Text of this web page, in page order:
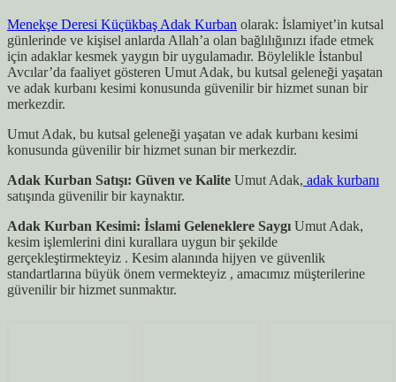
Menekşe Deresi Küçükbaş Adak Kurban olarak: İslamiyet’in kutsal
günlerinde ve kişisel anlarda Allah’a olan bağlılığınızı ifade etmek
için adaklar kesmek yaygın bir uygulamadır. Böylelikle İstanbul
Avcılar’da faaliyet gösteren Umut Adak, bu kutsal geleneği yaşatan
ve adak kurbanı kesimi konusunda güvenilir bir hizmet sunan bir
merkezdir.
Umut Adak, bu kutsal geleneği yaşatan ve adak kurbanı kesimi
konusunda güvenilir bir hizmet sunan bir merkezdir.
Adak Kurban Satışı: Güven ve Kalite Umut Adak, adak kurbanı
satışında güvenilir bir kaynaktır.
Adak Kurban Kesimi: İslami Geleneklere Saygı Umut Adak,
kesim işlemlerini dini kurallara uygun bir şekilde
gerçekleştirmekteyiz . Kesim alanında hijyen ve güvenlik
standartlarına büyük önem vermekteyiz , amacımız müşterilerine
güvenilir bir hizmet sunmaktır.